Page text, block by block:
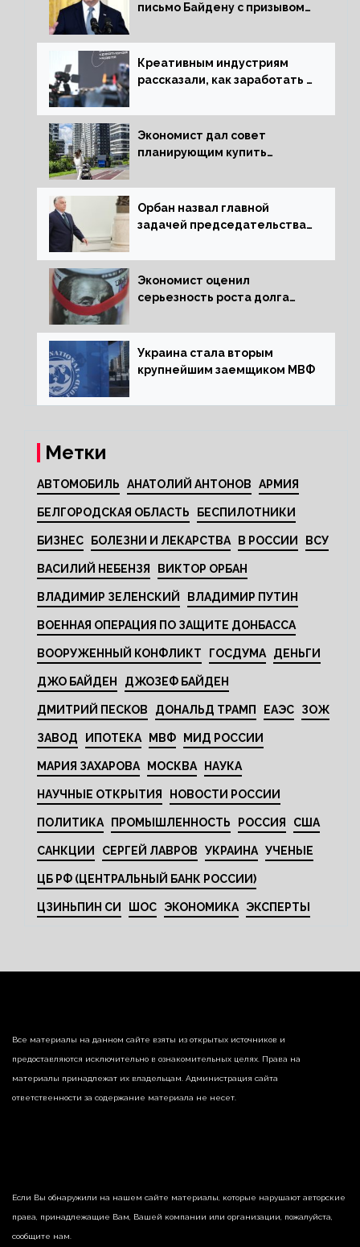
письмо Байдену с призывом
Креативным индустриям
рассказали, как заработать 2
экономики
Экономист дал совет
планирующим купить
Орбан назвал главной
задачей председательства
за мир
Экономист оценил
серьезность роста долга
Украина стала вторым
крупнейшим заемщиком МВФ
Метки
АВТОМОБИЛЬ АНАТОЛИЙ АНТОНОВ АРМИЯ
БЕЛГОРОДСКАЯ ОБЛАСТЬ БЕСПИЛОТНИКИ
БИЗНЕС БОЛЕЗНИ И ЛЕКАРСТВА В РОССИИ ВСУ
ВАСИЛИЙ НЕБЕНЗЯ ВИКТОР ОРБАН
ВЛАДИМИР ЗЕЛЕНСКИЙ ВЛАДИМИР ПУТИН
ВОЕННАЯ ОПЕРАЦИЯ ПО ЗАЩИТЕ ДОНБАССА
ВООРУЖЕННЫЙ КОНФЛИКТ ГОСДУМА ДЕНЬГИ
ДЖО БАЙДЕН ДЖОЗЕФ БАЙДЕН
ДМИТРИЙ ПЕСКОВ ДОНАЛЬД ТРАМП ЕАЭС ЗОЖ
ЗАВОД ИПОТЕКА МВФ МИД РОССИИ
МАРИЯ ЗАХАРОВА МОСКВА НАУКА
НАУЧНЫЕ ОТКРЫТИЯ НОВОСТИ РОССИИ
ПОЛИТИКА ПРОМЫШЛЕННОСТЬ РОССИЯ США
САНКЦИИ СЕРГЕЙ ЛАВРОВ УКРАИНА УЧЕНЫЕ
ЦБ РФ (ЦЕНТРАЛЬНЫЙ БАНК РОССИИ)
ЦЗИНЬПИН СИ ШОС ЭКОНОМИКА ЭКСПЕРТЫ
Все материалы на данном сайте взяты из открытых источников и
предоставляются исключительно в ознакомительных целях. Права на
материалы принадлежат их владельцам. Администрация сайта
ответственности за содержание материала не несет.
Если Вы обнаружили на нашем сайте материалы, которые нарушают авторские
права, принадлежащие Вам, Вашей компании или организации, пожалуйста,
сообщите нам.